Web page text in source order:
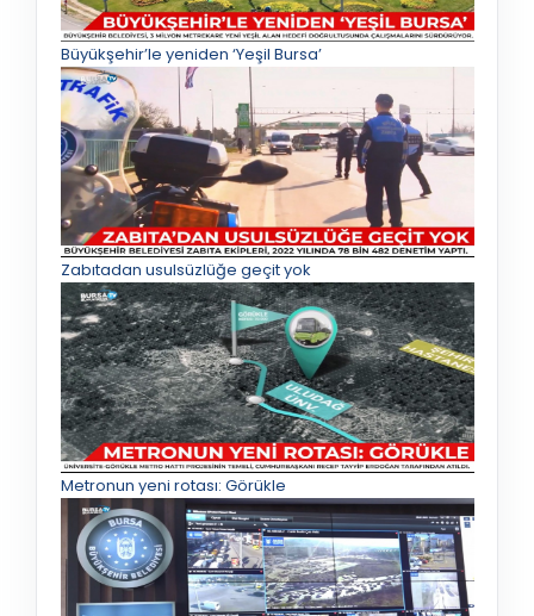
Büyükşehir’le yeniden ‘Yeşil Bursa’
Zabıtadan usulsüzlüğe geçit yok
Metronun yeni rotası: Görükle